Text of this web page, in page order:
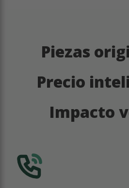
Piezas
Precio
Impacto